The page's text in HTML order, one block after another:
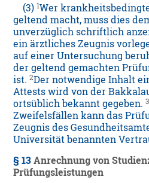
(3)1Wer
geltend macht, muss dies
unverzüglich schriftlich
ein ärztliches Zeugnis
auf einer Untersuchung
der geltend gemachten
ist.2Der notwendige Inhalt
Attests wird von der
ortsüblich bekannt gegeben.3
Zweifelsfällen kann das
Zeugnis des
Universität benannten
§ 13 Anrechnung von
Prüfungsleistungen